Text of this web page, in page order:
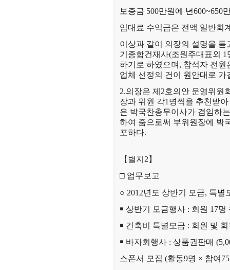
보증금 500만원에 년600~650
임대료 수익금은 전액 일반회
이상과 같이 의장의 설명을
기종합건재사(조원주대표외
하기로 하였으며, 참석자 전원
업체 선정의 건이 원안대로 가
2.의장은 제2호의안 운영위원
장과 위원 각1명씩을 추천받
은 박국찬총무이사가 겸임하
하여 줌으로써 부위원장에 박
포하다.
【별지2】
□ 업무보고
○ 2012년도 상반기 모금, 특
￭ 상반기 모금행사 : 회원 17명
￭ 건축비 특별모금 : 회원 및
￭ 바자회행사 : 상품권판매
스폰서 모집 (활동9명 × 참여